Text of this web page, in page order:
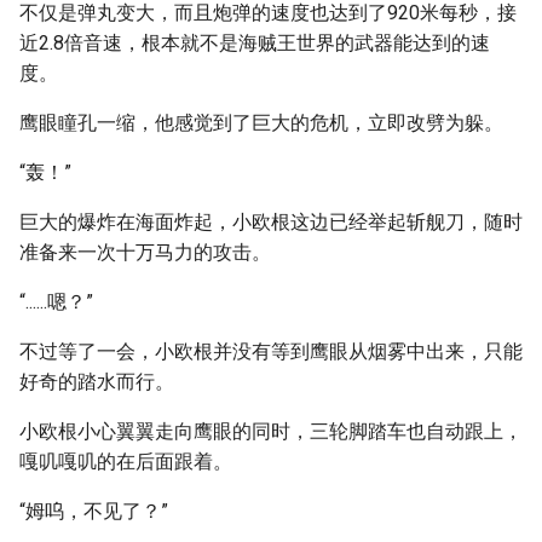
不仅是弹丸变大，而且炮弹的速度也达到了920米每秒，接
近2.8倍音速，根本就不是海贼王世界的武器能达到的速
度。
鹰眼瞳孔一缩，他感觉到了巨大的危机，立即改劈为躲。
“轰！”
巨大的爆炸在海面炸起，小欧根这边已经举起斩舰刀，随时
准备来一次十万马力的攻击。
“......嗯？”
不过等了一会，小欧根并没有等到鹰眼从烟雾中出来，只能
好奇的踏水而行。
小欧根小心翼翼走向鹰眼的同时，三轮脚踏车也自动跟上，
嘎叽嘎叽的在后面跟着。
“姆呜，不见了？”